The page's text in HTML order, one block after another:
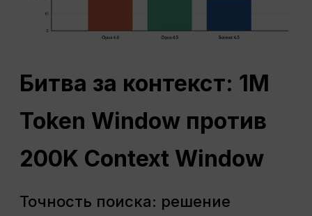
Битва за контекст: 1M
Token Window против
200K Context Window
Точность поиска: решение